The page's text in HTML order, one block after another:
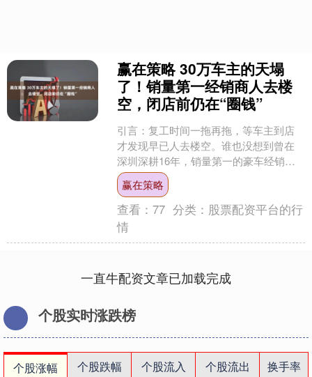
赢在策略 30万车主的天塌
了！销量第一经销商人去楼
空，闭店前仍在“圈钱”
引言：复工时间一拖再拖，等车主到店
才发现早已人去楼空。谁也没想到曾在
深圳深耕16年，销量第一的豪车经销商
巨头竟然会“跑路”。 在许多中产消费观念
里，他们买东西的....
赢在策略
查看：77 分类： 股票配资平台的行
情
一直牛配资文章已加载完成
个股实时涨跌榜
个股涨幅 个股跌幅 个股流入 个股流出
换手率